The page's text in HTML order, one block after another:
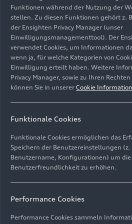
Standaufnahme,
Farbe: Manhattan grau
Bild-Nr: A218450 · Copyright:
Rechte: Verwendung für
ImpressumRechtliches
Informationen zur Barrierefreiheit
Funktionen während der Nutzung der
stellen. Zu diesen Funktionen gehört z.
der Ensighten Privacy Manager (unser
Einwilligungsmanagementtool). Der
verwendet Cookies, um Informationen
wenn ja, für welche Kategorien von
Einwilligung erteilt haben. Weitere
Privacy Manager, sowie zu Ihren
können Sie in unserer Cookie Information
Funktionale Cookies
Funktionale Cookies ermöglichen das
Speichern der Benutzereinstellungen (z.
Benutzername, Konfigurationen) um die
Benutzerfreundlichkeit zu erhöhen.
Performance Cookies
Performance Cookies sammeln